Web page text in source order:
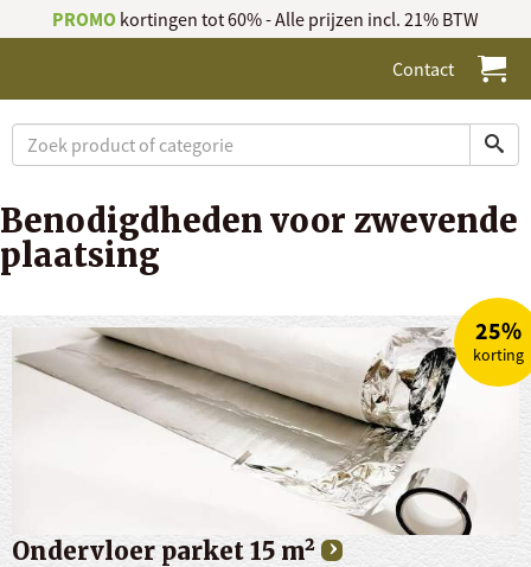
PROMO kortingen tot 60% - Alle prijzen incl. 21% BTW
Contact
Benodigdheden voor zwevende
plaatsing
25%
korting
Ondervloer parket 15 m²